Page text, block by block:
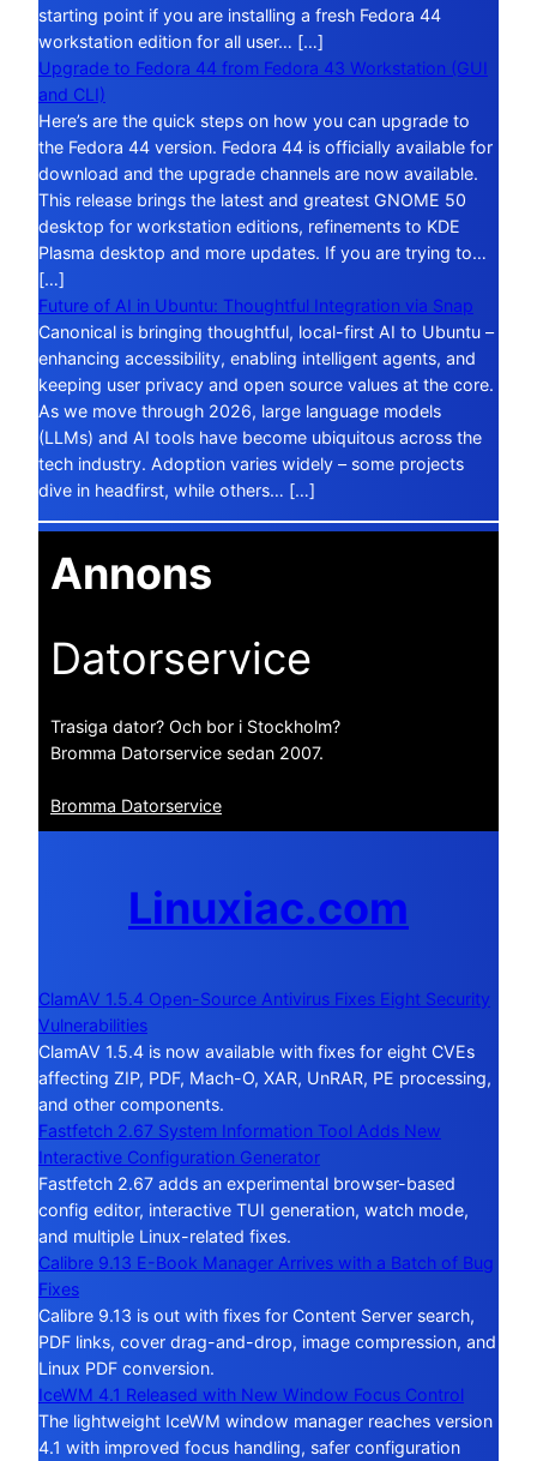
starting point if you are installing a fresh Fedora 44
workstation edition for all user… […]
Upgrade to Fedora 44 from Fedora 43 Workstation (GUI
and CLI)
Here’s are the quick steps on how you can upgrade to
the Fedora 44 version. Fedora 44 is officially available for
download and the upgrade channels are now available.
This release brings the latest and greatest GNOME 50
desktop for workstation editions, refinements to KDE
Plasma desktop and more updates. If you are trying to…
[…]
Future of AI in Ubuntu: Thoughtful Integration via Snap
Canonical is bringing thoughtful, local-first AI to Ubuntu –
enhancing accessibility, enabling intelligent agents, and
keeping user privacy and open source values at the core.
As we move through 2026, large language models
(LLMs) and AI tools have become ubiquitous across the
tech industry. Adoption varies widely – some projects
dive in headfirst, while others… […]
Annons
Datorservice
Trasiga dator? Och bor i Stockholm?
Bromma Datorservice sedan 2007.
Bromma Datorservice
Linuxiac.com
ClamAV 1.5.4 Open-Source Antivirus Fixes Eight Security
Vulnerabilities
ClamAV 1.5.4 is now available with fixes for eight CVEs
affecting ZIP, PDF, Mach-O, XAR, UnRAR, PE processing,
and other components.
Fastfetch 2.67 System Information Tool Adds New
Interactive Configuration Generator
Fastfetch 2.67 adds an experimental browser-based
config editor, interactive TUI generation, watch mode,
and multiple Linux-related fixes.
Calibre 9.13 E-Book Manager Arrives with a Batch of Bug
Fixes
Calibre 9.13 is out with fixes for Content Server search,
PDF links, cover drag-and-drop, image compression, and
Linux PDF conversion.
IceWM 4.1 Released with New Window Focus Control
The lightweight IceWM window manager reaches version
4.1 with improved focus handling, safer configuration